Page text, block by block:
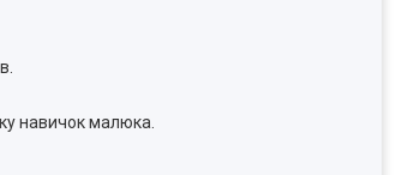
навичок малюка.